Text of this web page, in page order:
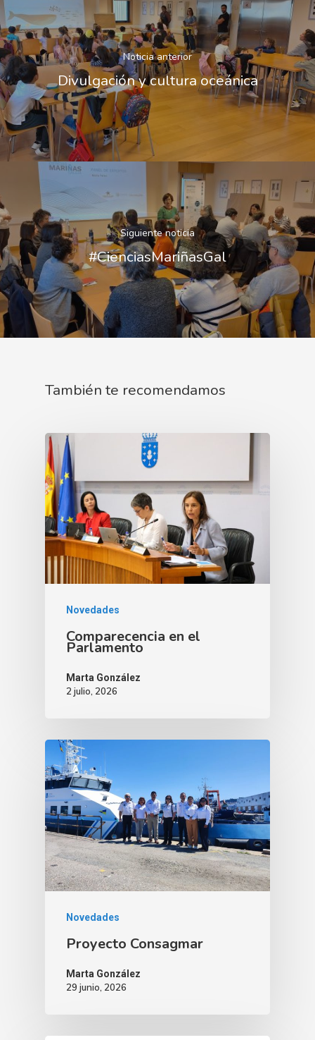
Noticia anterior
Divulgación y cultura oceánica
Siguiente noticia
#CienciasMariñasGal
También te recomendamos
Novedades
Comparecencia en el
Parlamento
Marta González
2 julio, 2026
Novedades
Proyecto Consagmar
Marta González
29 junio, 2026